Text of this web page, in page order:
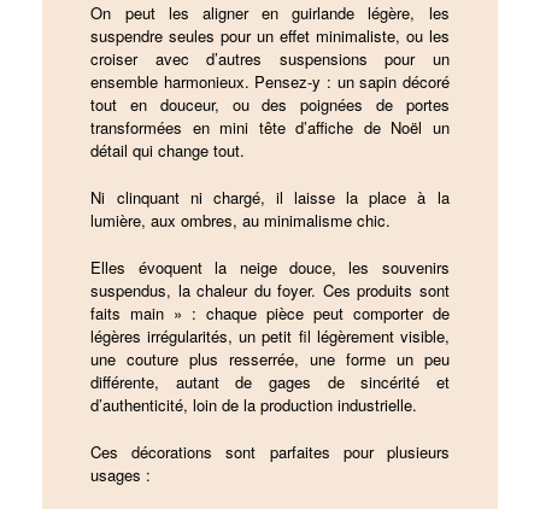
On peut les aligner en guirlande légère, les
suspendre seules pour un effet minimaliste, ou les
croiser avec d’autres suspensions pour un
ensemble harmonieux. Pensez-y : un sapin décoré
tout en douceur, ou des poignées de portes
transformées en mini tête d’affiche de Noël un
détail qui change tout.
Ni clinquant ni chargé, il laisse la place à la
lumière, aux ombres, au minimalisme chic.
Elles évoquent la neige douce, les souvenirs
suspendus, la chaleur du foyer. Ces produits sont
faits main » : chaque pièce peut comporter de
légères irrégularités, un petit fil légèrement visible,
une couture plus resserrée, une forme un peu
différente, autant de gages de sincérité et
d’authenticité, loin de la production industrielle.
Ces décorations sont parfaites pour plusieurs
usages :